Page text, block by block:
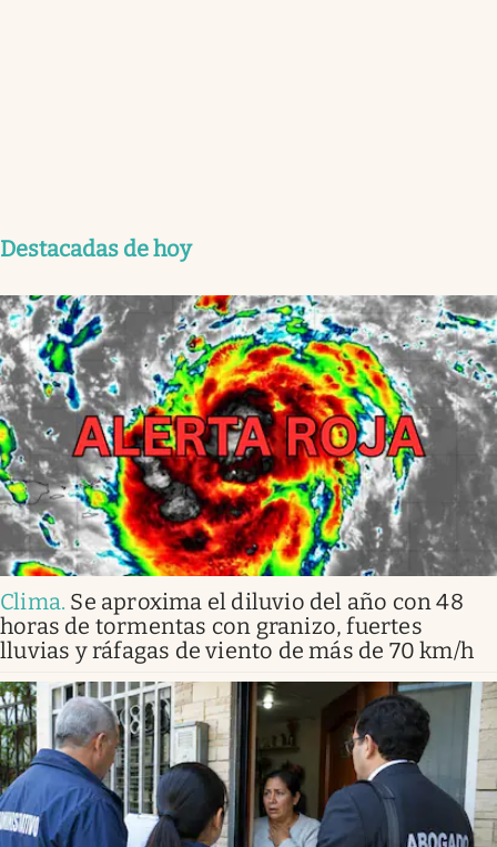
Destacadas de hoy
Clima. Se aproxima el diluvio del año con 48
horas de tormentas con granizo, fuertes
lluvias y ráfagas de viento de más de 70 km/h